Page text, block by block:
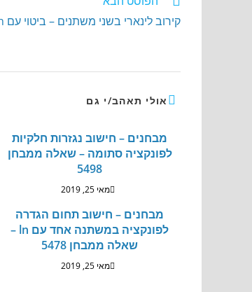
קירוב לינארי בשני משתנים – ביטוי עם ln – תרגיל 3397
אולי תאהב/י גם
מבחנים – חישוב נגזרות חלקיות
לפונקציה סתומה – שאלה ממבחן
5498
מאי 25, 2019
מבחנים – חישוב תחום הגדרה
לפונקציה במשתנה אחד עם ln –
שאלה ממבחן 5478
מאי 25, 2019